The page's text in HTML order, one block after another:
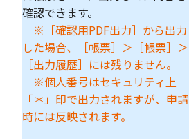
確認できます。
※［確認用PDF出力］から出力
した場合、［帳票］＞ ［帳票］＞
［出力履歴］には残りません。
※個人番号はセキュリティ上
「＊」 印で出力されますが、申請
時には反映されます。